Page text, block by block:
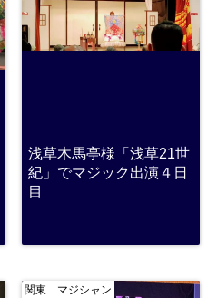
浅草木馬亭様「浅草21世
紀」でマジック出演４日
目
関東 マジシャン